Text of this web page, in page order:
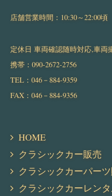
店舗営業時間：10:30～22:00頃
定休日 車両確認随時対応,車両
携帯：090-2672-2756
TEL：046－884-9359
FAX：046－884-9356
HOME
クラシックカー販売
クラシックカーパー
クラシックカーレン